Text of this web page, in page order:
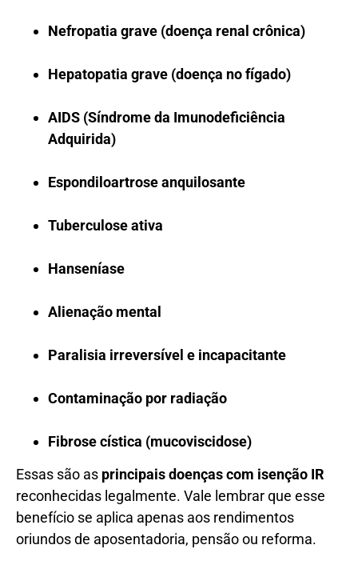
Nefropatia grave (doença renal crônica)
Hepatopatia grave (doença no fígado)
AIDS (Síndrome da Imunodeficiência
Adquirida)
Espondiloartrose anquilosante
Tuberculose ativa
Hanseníase
Alienação mental
Paralisia irreversível e incapacitante
Contaminação por radiação
Fibrose cística (mucoviscidose)
Essas são as principais doenças com isenção IR
reconhecidas legalmente. Vale lembrar que esse
benefício se aplica apenas aos rendimentos
oriundos de aposentadoria, pensão ou reforma.